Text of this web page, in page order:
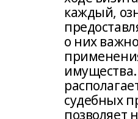
каждый,
о них
судебных
позволяет